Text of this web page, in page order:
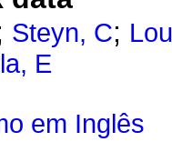
Steyn, C;
E
em Inglês